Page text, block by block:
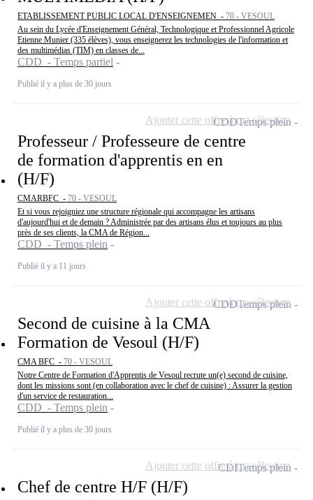
ETABLISSEMENT PUBLIC LOCAL D'ENSEIGNEMEN - 70 - VESOUL
Au sein du Lycée d'Enseignement Général, Technologique et Professionnel Agricole
Etienne Munier (335 élèves), vous enseignerez les technologies de l'information et
des multimédias (TIM) en classes de...
CDD - Temps partiel
Publié il y a plus de 30 jours
Professeur / Professeure de centre
de formation d'apprentis en en
(H/F)
CMARBFC - 70 - VESOUL
Et si vous rejoigniez une structure régionale qui accompagne les artisans
d'aujourd'hui et de demain ? Administrée par des artisans élus et toujours au plus
près de ses clients, la CMA de Région...
CDD - Temps plein
Publié il y a 11 jours
CDDTemps plein
Ajouter cette offre à ma sélection
Second de cuisine à la CMA
Formation de Vesoul (H/F)
CMA BFC - 70 - VESOUL
Notre Centre de Formation d'Apprentis de Vesoul recrute un(e) second de cuisine,
dont les missions sont (en collaboration avec le chef de cuisine) : Assurer la gestion
d'un service de restauration...
CDD - Temps plein
Publié il y a plus de 30 jours
CDDTemps plein
Ajouter cette offre à ma sélection
Chef de centre H/F (H/F)
CDITemps plein
Ajouter cette offre à ma sélection